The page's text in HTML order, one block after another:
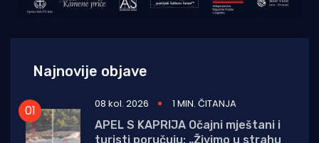
Najnovije objave
08 kol. 2026
1 MIN. ČITANJA
APEL S KAPRIJA Očajni mještani i
turisti poručuju: „Živimo u strahu